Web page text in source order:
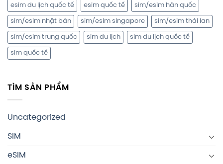
esim du lịch quốc tế esim quốc tế sim/esim hàn quốc
sim/esim nhật bản sim/esim singapore sim/esim thái lan
sim/esim trung quốc sim du lịch sim du lịch quốc tế
sim quốc tế
TÌM SẢN PHẨM
Uncategorized
SIM
eSIM